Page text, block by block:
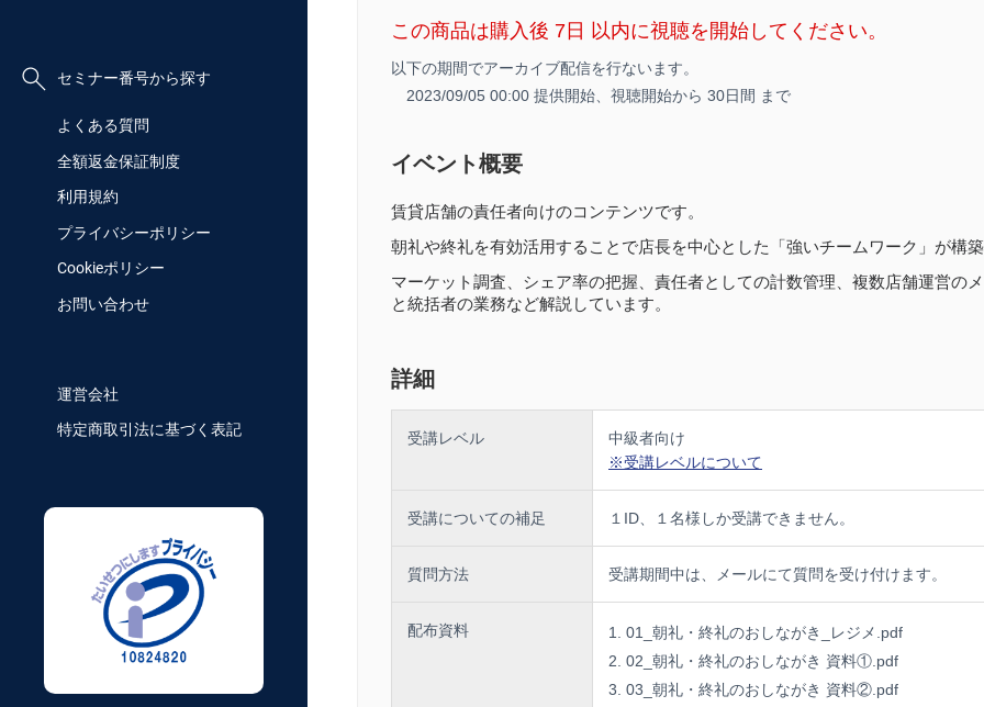
セミナー番号から探す
よくある質問
全額返金保証制度
利用規約
プライバシーポリシー
Cookieポリシー
お問い合わせ
運営会社
特定商取引法に基づく表記
この商品は購入後 7日 以内に視聴を開始してください。
以下の期間でアーカイブ配信を行ないます。
2023/09/05 00:00 提供開始、 視聴開始から 30日間 まで
イベント概要
賃貸店舗の責任者向けのコンテンツです。
朝礼や終礼を有効活用することで店長を中心とした「強いチームワーク」が構築
マーケット調査、シェア率の把握、責任者としての計数管理、複数店舗運営の
と統括者の業務など解説しています。
詳細
受講レベル
中級者向け
※受講レベルについて
受講についての補足 １ID、１名様しか受講できません。
質問方法 受講期間中は、メールにて質問を受け付けます。
配布資料
01_朝礼・終礼のおしながき_レジメ.pdf
02_朝礼・終礼のおしながき 資料①.pdf
03_朝礼・終礼のおしながき 資料②.pdf